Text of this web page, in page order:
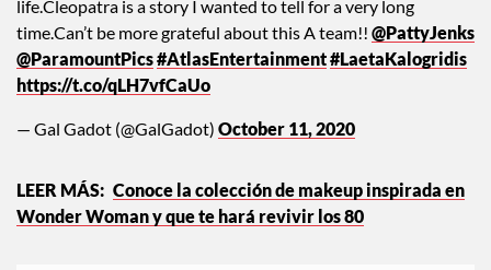
life.Cleopatra is a story I wanted to tell for a very long
time.Can’t be more grateful about this A team!! @PattyJenks
@ParamountPics#AtlasEntertainment#LaetaKalogridis
https://t.co/qLH7vfCaUo
— Gal Gadot (@GalGadot) October 11, 2020
Conoce la colección de makeup inspirada en
Wonder Woman y que te hará revivir los 80